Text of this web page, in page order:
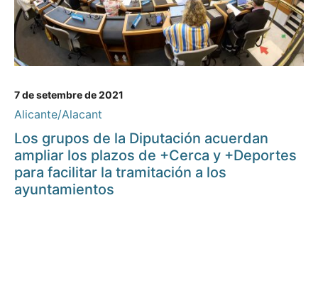
7 de setembre de 2021
Alicante/Alacant
Los grupos de la Diputación acuerdan
ampliar los plazos de +Cerca y +Deportes
para facilitar la tramitación a los
ayuntamientos